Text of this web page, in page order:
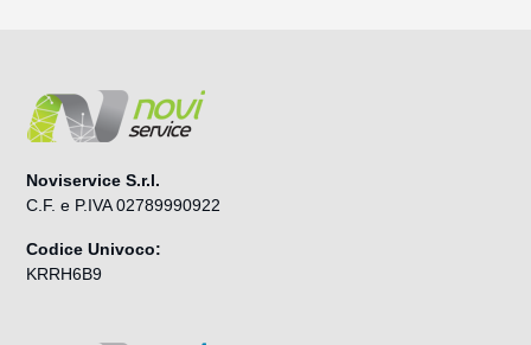
Noviservice S.r.l.
C.F. e P.IVA 02789990922
Codice Univoco:
KRRH6B9